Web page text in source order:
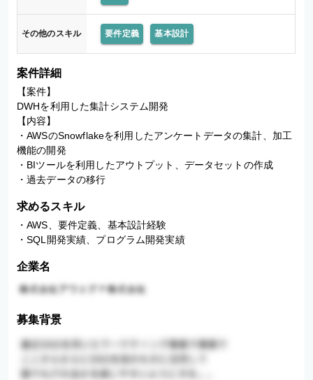
その他のスキル 要件定義 基本設計
案件詳細
【案件】
DWHを利用した集計システム開発
【内容】
・AWSのSnowflakeを利用したアンケートデータの集計、加工
機能の開発
・BIツールを利用したアウトプット、データセットの作成
・過去データの移行
求めるスキル
・AWS、要件定義、基本設計経験
・SQL開発実績、プログラム開発実績
企業名
募集背景